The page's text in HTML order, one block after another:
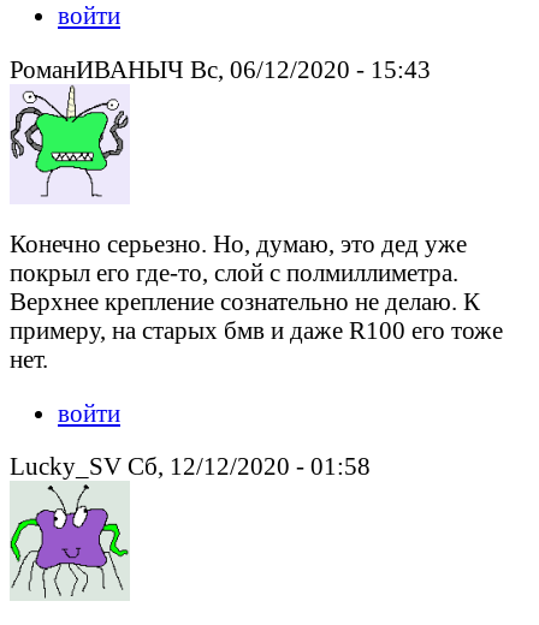
войти
РоманИВАНЫЧ Вс, 06/12/2020 - 15:43
Конечно серьезно. Но, думаю, это дед уже
покрыл его где-то, слой с полмиллиметра.
Верхнее крепление сознательно не делаю. К
примеру, на старых бмв и даже R100 его тоже
нет.
войти
Lucky_SV Сб, 12/12/2020 - 01:58